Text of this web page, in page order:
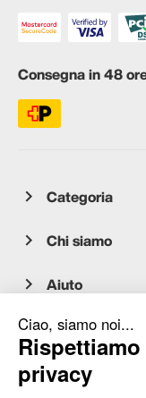
Consegna in 48
Categoria
Chi siamo
Aiuto
Servizio clienti